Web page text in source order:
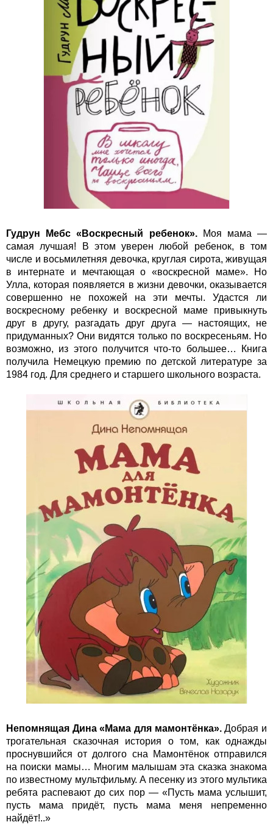
Гудрун Мебс «Воскресный ребенок».Моя мама —
самая лучшая! В этом уверен любой ребенок, в том
числе и восьмилетняя девочка, круглая сирота, живущая
в интернате и мечтающая о «воскресной маме». Но
Улла, которая появляется в жизни девочки, оказывается
совершенно не похожей на эти мечты. Удастся ли
воскресному ребенку и воскресной маме привыкнуть
друг в другу, разгадать друг друга — настоящих, не
придуманных? Они видятся только по воскресеньям. Но
возможно, из этого получится что-то большее… Книга
получила Немецкую премию по детской литературе за
1984 год. Для среднего и старшего школьного возраста.
Непомнящая Дина «Мама для мамонтёнка».Добрая и
трогательная сказочная история о том, как однажды
проснувшийся от долгого сна Мамонтёнок отправился
на поиски мамы… Многим малышам эта сказка знакома
по известному мультфильму. А песенку из этого мультика
ребята распевают до сих пор — «Пусть мама услышит,
пусть мама придёт, пусть мама меня непременно
найдёт!..»